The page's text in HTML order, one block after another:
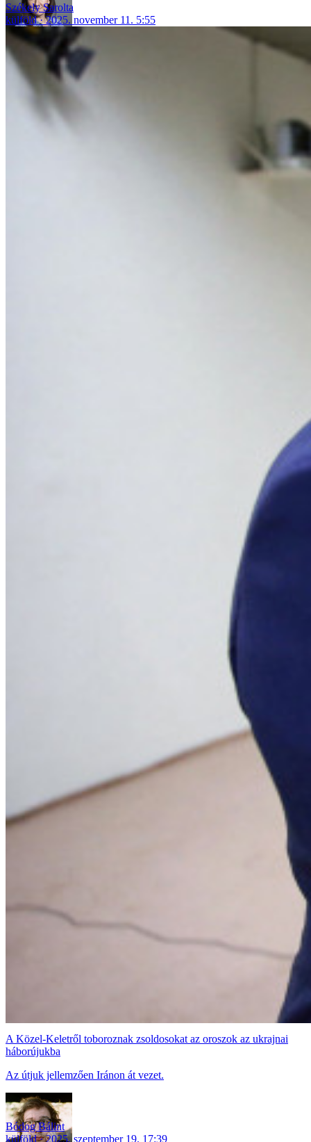
Székely Sarolta
külföld
2025. november 11. 5:55
A Közel-Keletről toboroznak zsoldosokat az oroszok az ukrajnai
háborújukba
Az útjuk jellemzően Iránon át vezet.
Bódog Bálint
külföld
2025. szeptember 19. 17:39